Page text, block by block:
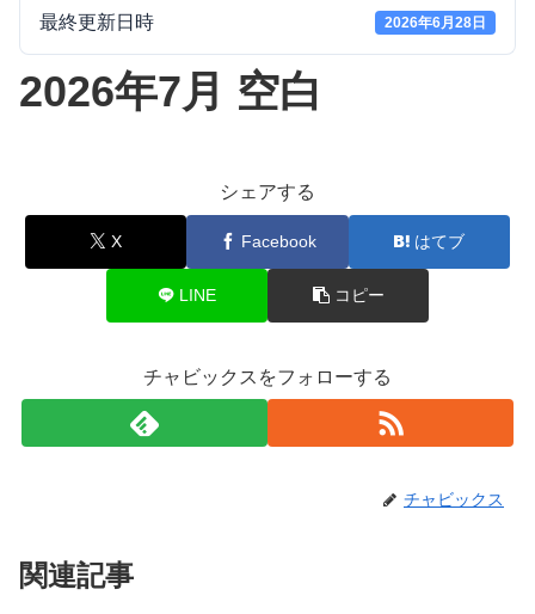
最終更新日時 2026年6月28日
2026年7月 空白
シェアする
X Facebook はてブ
LINE コピー
チャビックスをフォローする
チャビックス
関連記事